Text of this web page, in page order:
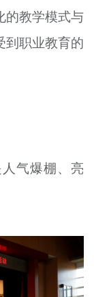
的教学模式与
到职业教育的
气爆棚、亮